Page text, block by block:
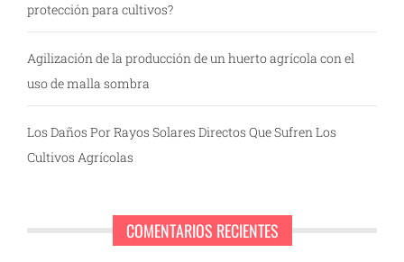
protección para cultivos?
Agilización de la producción de un huerto agrícola con el
uso de malla sombra
Los Daños Por Rayos Solares Directos Que Sufren Los
Cultivos Agrícolas
COMENTARIOS RECIENTES